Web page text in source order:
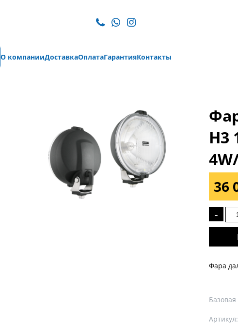
О компанииДоставкаОплатаГарантияКонтакты
Н3
36
-
Фара
Артикул: